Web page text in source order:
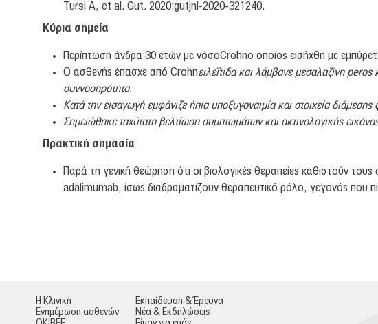
Tursi A, et al. Gut. 2020:gutjnl-2020-321240.
Κύρια σημεία
Περίπτωση άνδρα 30 ετών με νόσοCrohnο οποίος εισήχθη με
Ο ασθενής έπασχε από Crohnειλεΐτιδα και λάμβανε μεσαλαζίνη peros
συννοσηρότητα.
Κατά την εισαγωγή εμφάνιζε ήπια υποξυγοναιμία και στοιχεία
Σημειώθηκε ταχύτατη βελτίωση συμπτωμάτων και ακτινολογικής
Πρακτική σημασία
Παρά τη γενική θεώρηση ότι οι βιολογικές θεραπείες καθιστούν
adalimumab, ίσως διαδραματίζουν θεραπευτικό ρόλο, γεγονός που
Η Κλινική
Εκπαίδευση & Έρευνα
Ενημέρωση ασθενών
Νέα & Εκδηλώσεις